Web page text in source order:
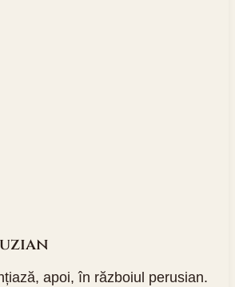
apoi, în războiul perusian.